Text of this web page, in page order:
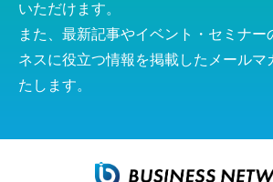
いただけます。
また、最新記事やイベント・セミナー
ネスに役立つ情報を掲載したメールマ
たします。